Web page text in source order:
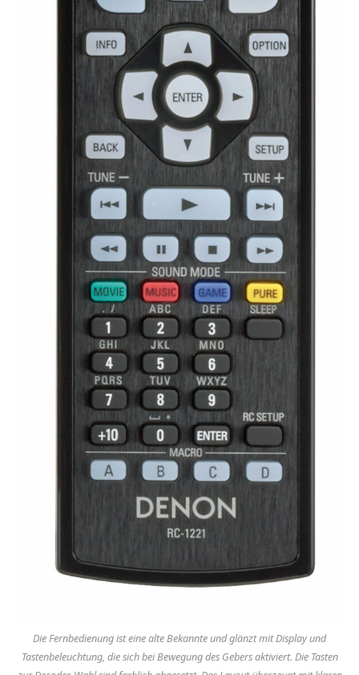
Die Fernbedienung ist eine alte Bekannte und glänzt mit Display und
Tastenbeleuchtung, die sich bei Bewegung des Gebers aktiviert. Die Tasten